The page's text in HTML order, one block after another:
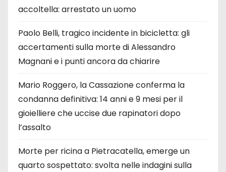
accoltella: arrestato un uomo
Paolo Belli, tragico incidente in bicicletta: gli
accertamenti sulla morte di Alessandro
Magnani e i punti ancora da chiarire
Mario Roggero, la Cassazione conferma la
condanna definitiva: 14 anni e 9 mesi per il
gioielliere che uccise due rapinatori dopo
l’assalto
Morte per ricina a Pietracatella, emerge un
quarto sospettato: svolta nelle indagini sulla